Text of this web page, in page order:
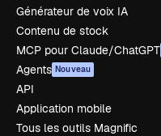
Générateur de voix IA
Contenu de stock
MCP pour Claude/ChatGPT
Agents Nouveau
API
Application mobile
Tous les outils Magnific